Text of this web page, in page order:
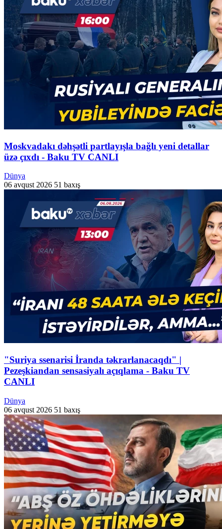
Moskvadakı dəhşətli partlayışla bağlı yeni detallar
üzə çıxdı - Baku TV CANLI
Dünya
06 avqust 2026 51 baxış
"Suriya ssenarisi İranda təkrarlanacaqdı" |
Pezeşkiandan sensasiyalı açıqlama - Baku TV
CANLI
Dünya
06 avqust 2026 51 baxış